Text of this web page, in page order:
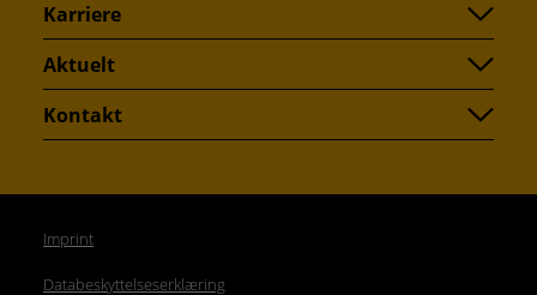
Karriere
Aktuelt
Kontakt
Imprint
Databeskyttelseserklæring